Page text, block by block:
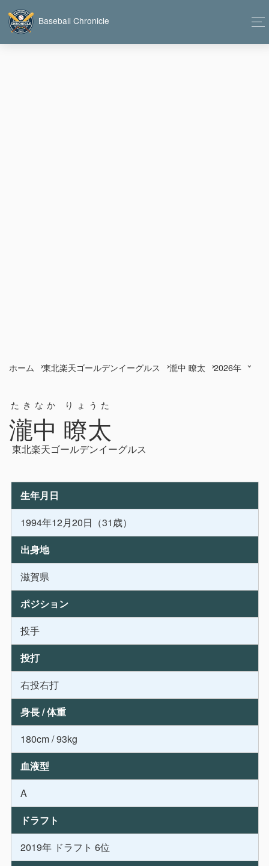
Baseball Chronicle
ホーム 東北楽天ゴールデンイーグルス 瀧中 瞭太 2026年
瀧中 瞭太
たきなか りょうた
東北楽天ゴールデンイーグルス
生年月日
1994年12月20日（31歳）
出身地
滋賀県
ポジション
投手
投打
右投右打
身長 / 体重
180cm / 93kg
血液型
A
ドラフト
2019年 ドラフト 6位